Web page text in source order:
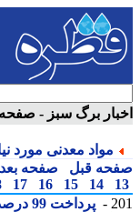
برگ سبز - صفحه
مواد معدنی مورد نیاز
قبل صفحه بعد 1
14
15
16
17
18
پرداخت 99 درصد مطالبات چایکاران رامسر